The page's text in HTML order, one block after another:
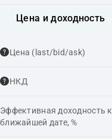
Цена и доходность
Цена (last/bid/ask)
НКД
Эффективная доходность к
ближайшей дате, %